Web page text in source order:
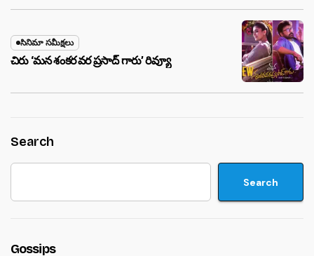
సినిమా సమీక్షలు
చిరు ‘మ‌న శంక‌ర వ‌ర ప్ర‌సాద్ గారు’ రివ్యూ
Search
Search
Gossips